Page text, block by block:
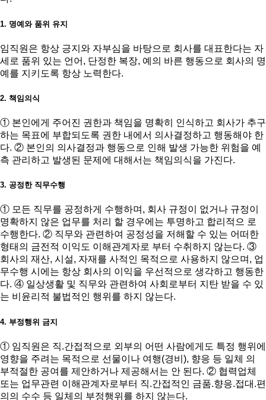
1. 명예와 품위 유지
임직원은 항상 긍지와 자부심을 바탕으로 회사를 대표한다는 자
세로 품위 있는 언어, 단정한 복장, 예의 바른 행동으로 회사의 명
예를 지키도록 항상 노력한다.
2. 책임의식
① 본인에게 주어진 권한과 책임을 명확히 인식하고 회사가 추구
하는 목표에 부합되도록 권한 내에서 의사결정하고 행동해야 한
다. ② 본인의 의사결정과 행동으로 인해 발생 가능한 위험을 예
측 관리하고 발생된 문제에 대해서는 책임의식을 가진다.
3. 공정한 직무수행
① 모든 직무를 공정하게 수행하며, 회사 규정이 없거나 규정이
명확하지 않은 업무를 처리 할 경우에는 투명하고 합리적으 로
수행한다. ② 직무와 관련하여 공정성을 저해할 수 있는 어떠한
형태의 금전적 이익도 이해관계자로 부터 수취하지 않는다. ③
회사의 재산, 시설, 자재를 사적인 목적으로 사용하지 않으며, 업
무수행 시에는 항상 회사의 이익을 우선적으로 생각하고 행동한
다. ④ 일상생활 및 직무와 관련하여 사회로부터 지탄 받을 수 있
는 비윤리적 불법적인 행위를 하지 않는다.
4. 부정행위 금지
① 임직원은 직.간접적으로 외부의 어떤 사람에게도 특정 행위에
영향을 주려는 목적으로 선물이나 여행(경비), 향응 등 일체 의
부적절한 공여를 제안하거나 제공해서는 안 된다. ② 협력업체
또는 업무관련 이해관계자로부터 직.간접적인 금품.향응.접대.편
의의 수수 등 일체의 부정행위를 하지 않는다.